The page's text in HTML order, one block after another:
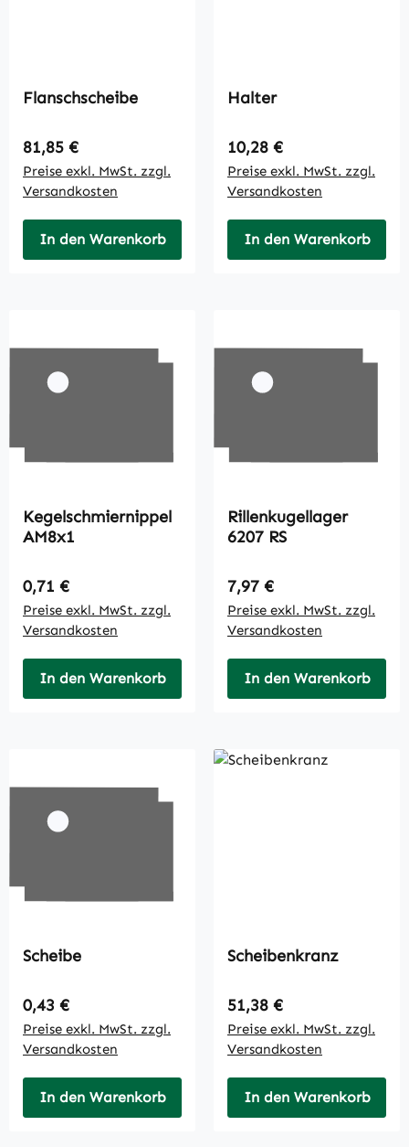
Flanschscheibe
Regulärer Preis:
81,85 €
Preise exkl. MwSt. zzgl.
Versandkosten
In den Warenkorb
Halter
Regulärer Preis:
10,28 €
Preise exkl. MwSt. zzgl.
Versandkosten
In den Warenkorb
Kegelschmiernippel
AM8x1
Regulärer Preis:
0,71 €
Preise exkl. MwSt. zzgl.
Versandkosten
In den Warenkorb
Rillenkugellager
6207 RS
Regulärer Preis:
7,97 €
Preise exkl. MwSt. zzgl.
Versandkosten
In den Warenkorb
Scheibe
Regulärer Preis:
0,43 €
Preise exkl. MwSt. zzgl.
Versandkosten
In den Warenkorb
Scheibenkranz
Regulärer Preis:
51,38 €
Preise exkl. MwSt. zzgl.
Versandkosten
In den Warenkorb